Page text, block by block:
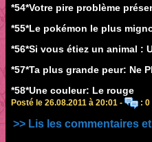
*54*Votre pire problème
*55*Le pokémon le plus
*56*Si vous étiez un animal :
*57*Ta plus grande peur: Ne
*58*Une couleur: Le rouge
Posté le 26.08.2011 à 20:01 - : 0
>> Lis les commentaires